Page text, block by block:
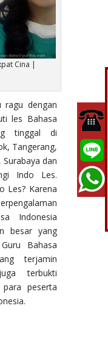
Cina |
ragu dengan
les Bahasa
tinggal di
Tangerang,
dan
Indo Les.
Les? Karena
Indonesia
besar yang
Bahasa
terjamin
terbukti
para peserta